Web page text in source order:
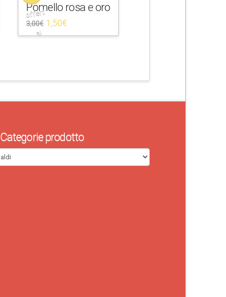
offert
a!
Pomello rosa e oro
3,00€ 1,50€
Categorie prodotto